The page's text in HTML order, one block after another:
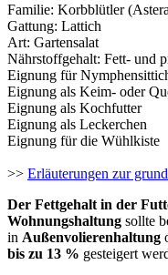
Familie: Korbblütler
Gattung: Lattich
Art: Gartensalat
Nährstoffgehalt: Fett- und
Eignung für
Eignung als Keim- oder
Eignung als Kochfutter
Eignung als Leckerchen
Eignung für die Wühlkiste
>> Erläuterungen zur
Der Fettgehalt in der
Wohnungshaltung sollte
in Außenvolierenhaltung
bis zu 13 % gesteigert